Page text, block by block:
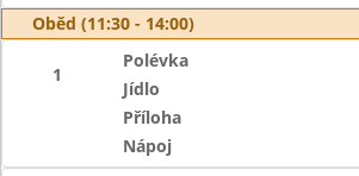
Oběd (11:30 - 14:00)
1
Polévka
Jídlo
Příloha
Nápoj